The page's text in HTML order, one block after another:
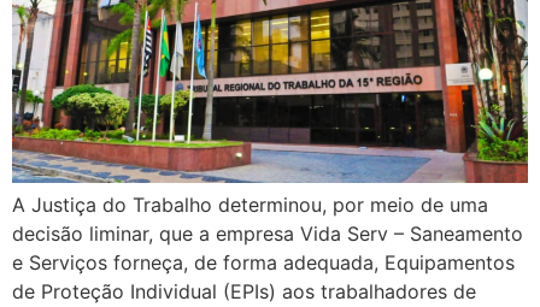
A Justiça do Trabalho determinou, por meio de uma
decisão liminar, que a empresa Vida Serv – Saneamento
e Serviços forneça, de forma adequada, Equipamentos
de Proteção Individual (EPIs) aos trabalhadores de